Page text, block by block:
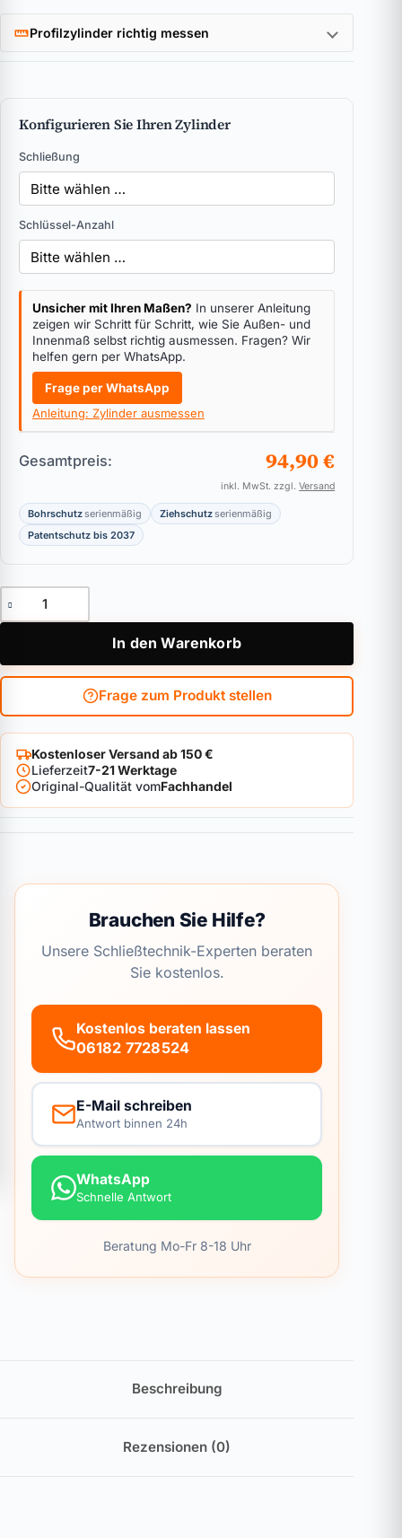
Profilzylinder richtig messen
Konfigurieren Sie Ihren Zylinder
Schließung
Schlüssel-Anzahl
Unsicher mit Ihren Maßen? In unserer Anleitung
zeigen wir Schritt für Schritt, wie Sie Außen- und
Innenmaß selbst richtig ausmessen. Fragen? Wir
helfen gern per WhatsApp.
Frage per WhatsApp
Anleitung: Zylinder ausmessen
Gesamtpreis: 94,90 €
inkl. MwSt. zzgl.Versand
Bohrschutzserienmäßig Ziehschutzserienmäßig
Patentschutz bis 2037
Vorhangschloss ABUS Bravus.2500 MX Magnet Menge
In den Warenkorb
Frage zum Produkt stellen
Kostenloser Versand ab 150 €
Lieferzeit7-21 Werktage
Original-Qualität vomFachhandel
Brauchen Sie Hilfe?
Unsere Schließtechnik-Experten beraten
Sie kostenlos.
Kostenlos beraten lassen
06182 7728524
E-Mail schreiben
Antwort binnen 24h
WhatsApp
Schnelle Antwort
Beratung Mo-Fr 8-18 Uhr
Beschreibung
Rezensionen (0)